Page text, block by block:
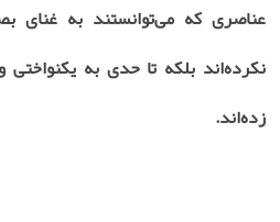
عناصری که می‌توانستند به
نکرده‌اند بلکه تا حدی به
زده‌اند.